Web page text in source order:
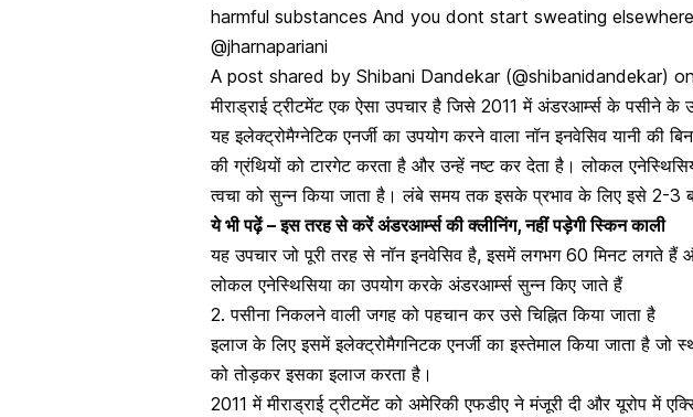
harmful substances And you dont start sweating
@jharnapariani
A post shared by Shibani Dandekar(@shibanidandekar) on
मीराड्राई ट्रीटमेंट एक ऐसा उपचार है जिसे 2011 में अंडरआर्म्स के पसीने के
यह इलेक्ट्रोमैग्नेटिक एनर्जी का उपयोग करने वाला नॉन इनवेसिव यानी की
की ग्रंथियों को टारगेट करता है और उन्हें नष्ट कर देता है।लोकल
त्वचा को सुन्न किया जाता है। लंबे समय तक इसके प्रभाव के लिए इसे 2-3
ये भी पढ़ें –इस तरह से करें अंडरआर्म्स की क्लीनिंग, नहीं पड़ेगी स्किन काली
यह उपचार जो पूरी तरह से नॉन इनवेसिव है, इसमें लगभग 60 मिनट लगते
लोकलएनेस्थिसिया का उपयोग करके अंडरआर्म्स सुन्न किए जाते हैं
2.पसीना निकलनेवाली जगह को पहचान कर उसे चिह्नित किया जाता है
इलाज के लिए इसमें इलेक्ट्रोमैगनिटक एनर्जी का इस्तेमाल किया जाता है जो
को तोड़कर इसका इलाज करता है।
2011 में मीराड्राई ट्रीटमेंट को अमेरिकी एफडीए ने मंजूरी दी और यूरोप में